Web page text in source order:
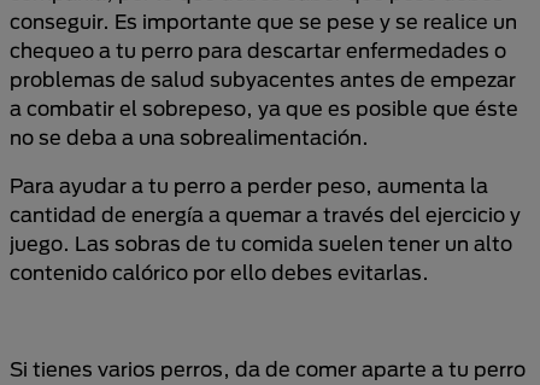
conseguir. Es importante que se pese y se realice un
chequeo a tu perro para descartar enfermedades o
problemas de salud subyacentes antes de empezar
a combatir el sobrepeso, ya que es posible que éste
no se deba a una sobrealimentación.
Para ayudar a tu perro a perder peso, aumenta la
cantidad de energía a quemar a través del ejercicio y
juego. Las sobras de tu comida suelen tener un alto
contenido calórico por ello debes evitarlas.
Si tienes varios perros, da de comer aparte a tu perro